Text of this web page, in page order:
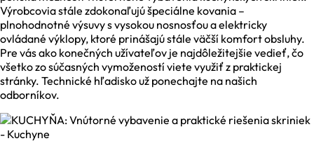
Výrobcovia stále zdokonaľujú špeciálne kovania –
plnohodnotné výsuvy s vysokou nosnosťou a elektricky
ovládané výklopy, ktoré prinášajú stále väčší komfort obsluhy.
Pre vás ako konečných užívateľov je najdôležitejšie vedieť, čo
všetko zo súčasných vymožeností viete využiť z praktickej
stránky. Technické hľadisko už ponechajte na našich
odborníkov.